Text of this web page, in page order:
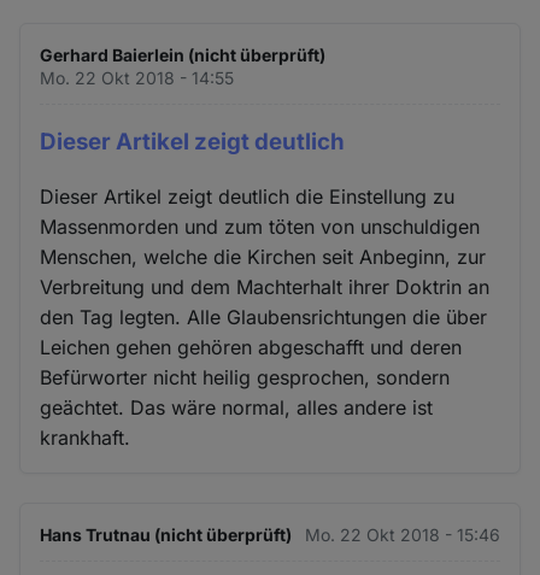
Gerhard Baierlein (nicht überprüft)
Mo. 22 Okt 2018 - 14:55
Dieser Artikel zeigt deutlich
Dieser Artikel zeigt deutlich die Einstellung zu
Massenmorden und zum töten von unschuldigen
Menschen, welche die Kirchen seit Anbeginn, zur
Verbreitung und dem Machterhalt ihrer Doktrin an
den Tag legten. Alle Glaubensrichtungen die über
Leichen gehen gehören abgeschafft und deren
Befürworter nicht heilig gesprochen, sondern
geächtet. Das wäre normal, alles andere ist
krankhaft.
Hans Trutnau (nicht überprüft) Mo. 22 Okt 2018 - 15:46